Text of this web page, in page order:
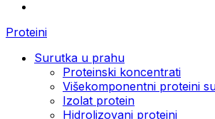
Proteini
Surutka u prahu
Proteinski koncentrati
Višekomponentni proteini
Izolat protein
Hidrolizovani proteini